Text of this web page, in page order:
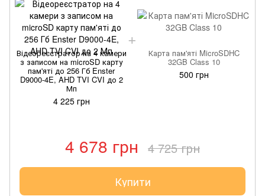
Відеореєстратор на 4 камери
з записом на microSD карту
пам'яті до 256 Гб Enster
D9000-4E, AHD TVI CVI до 2
Мп
4 225 грн
Карта пам'яті MicroSDHC
32GB Class 10
500 грн
4 678 грн 4 725 грн
Купити